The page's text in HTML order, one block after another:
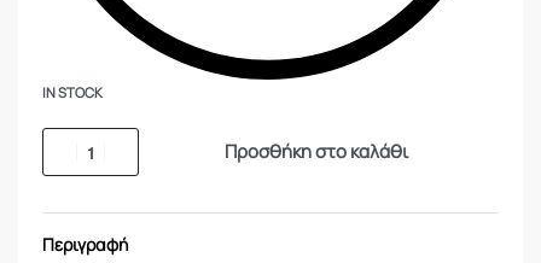
IN STOCK
Προσθήκη στο καλάθι
Περιγραφή